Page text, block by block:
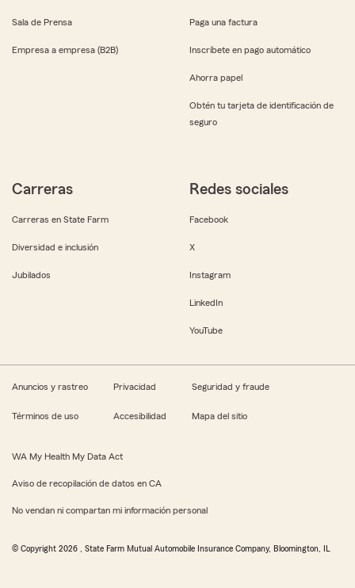
Sala de Prensa
Empresa a empresa (B2B)
Paga una factura
Inscríbete en pago automático
Ahorra papel
Obtén tu tarjeta de identificación de
seguro
Carreras
Carreras en State Farm
Diversidad e inclusión
Jubilados
Redes sociales
Facebook
X
Instagram
LinkedIn
YouTube
Anuncios y rastreo Privacidad Seguridad y fraude
Términos de uso Accesibilidad Mapa del sitio
WA My Health My Data Act
Aviso de recopilación de datos en CA
No vendan ni compartan mi información personal
© Copyright 2026 , State Farm Mutual Automobile Insurance Company, Bloomington, IL